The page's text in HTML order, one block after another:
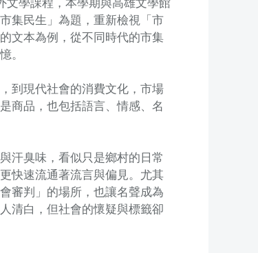
文學課程，本學期與高雄文學館
集民生」為題，重新檢視「市
文本為例，從不同時代的市集
。
到現代社會的消費文化，市場
商品，也包括語言、情感、名
汗臭味，看似只是鄉村的日常
快速流通著流言與偏見。尤其
審判」的場所，也讓名聲成為
清白，但社會的懷疑與標籤卻